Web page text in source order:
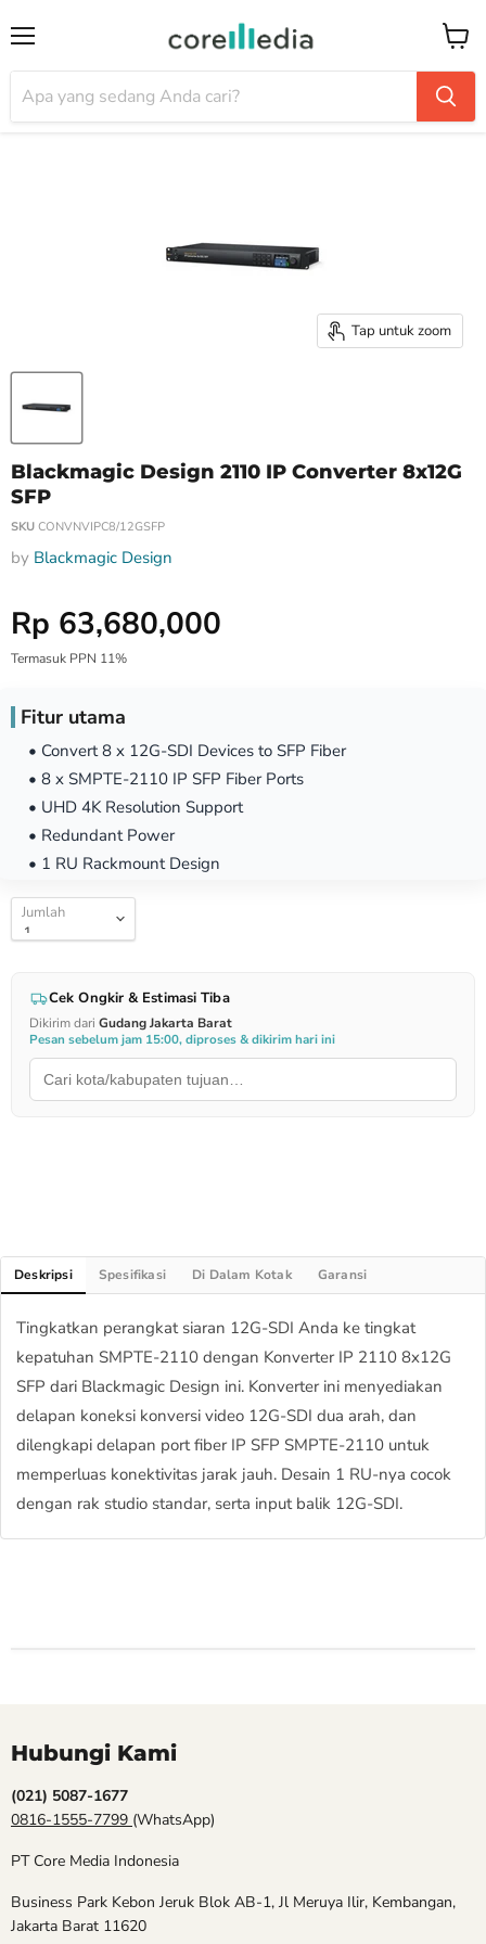
Tap untuk zoom
Blackmagic Design 2110 IP Converter 8x12G
SFP
SKU CONVNVIPC8/12GSFP
by Blackmagic Design
Harga Special
Rp 63,680,000
Termasuk PPN 11%
Fitur utama
• Convert 8 x 12G-SDI Devices to SFP Fiber
• 8 x SMPTE-2110 IP SFP Fiber Ports
• UHD 4K Resolution Support
• Redundant Power
• 1 RU Rackmount Design
Jumlah
Cek Ongkir & Estimasi Tiba
Dikirim dari Gudang Jakarta Barat
Pesan sebelum jam 15:00, diproses & dikirim hari ini
Deskripsi Spesifikasi Di Dalam Kotak Garansi
Tingkatkan perangkat siaran 12G-SDI Anda ke tingkat
kepatuhan SMPTE-2110 dengan Konverter IP 2110 8x12G
SFP dari Blackmagic Design ini. Konverter ini menyediakan
delapan koneksi konversi video 12G-SDI dua arah, dan
dilengkapi delapan port fiber IP SFP SMPTE-2110 untuk
memperluas konektivitas jarak jauh. Desain 1 RU-nya cocok
dengan rak studio standar, serta input balik 12G-SDI.
Hubungi Kami
(021) 5087-1677
0816-1555-7799 (WhatsApp)
PT Core Media Indonesia
Business Park Kebon Jeruk Blok AB-1, Jl Meruya Ilir, Kembangan,
Jakarta Barat 11620